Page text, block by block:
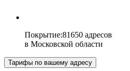
Покрытие:81650 адресов
в Московской области
Тарифы по вашему адресу